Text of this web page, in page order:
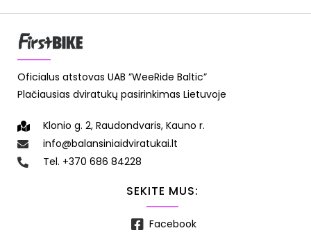
Oficialus atstovas UAB ”WeeRide Baltic”
Plačiausias dviratukų pasirinkimas Lietuvoje
Klonio g. 2, Raudondvaris, Kauno r.
info@balansiniaidviratukai.lt
Tel. +370 686 84228
SEKITE MUS:
Facebook